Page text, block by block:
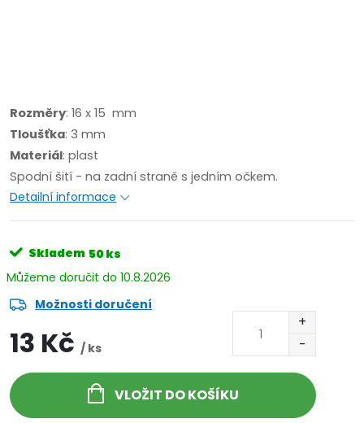
Rozměry: 16 x 15 mm
Tloušťka: 3 mm
Materiál: plast
Spodní šití - na zadní straně s jedním očkem.
Detailní informace
Skladem 50 ks
10.8.2026
Možnosti doručení
13 Kč / ks
VLOŽIT DO KOŠÍKU